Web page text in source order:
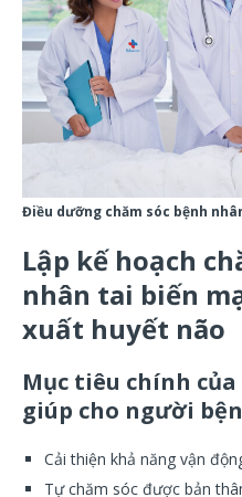
Điều dưỡng chăm sóc bệnh
Lập kế hoạch
nhân tai biến
xuất huyết não
Mục tiêu chính của
giúp cho người
Cải thiện khả năng vận
Tự chăm sóc được bản